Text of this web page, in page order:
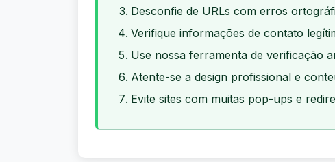
Desconfie de URLs com erros
Verifique informações de contato
Use nossa ferramenta de verificação
Atente-se a design profissional e
Evite sites com muitas pop-ups e